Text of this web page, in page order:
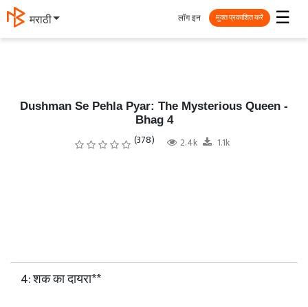
मराठी ☰
लॉग इन मुक्त प्रकाशित करें
Dushman Se Pehla Pyar: The Mysterious Queen -
Bhag 4
(378) 2.4k 1.1k
4: शक का दायरा**